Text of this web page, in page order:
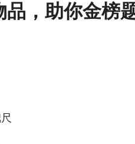
，助你金榜